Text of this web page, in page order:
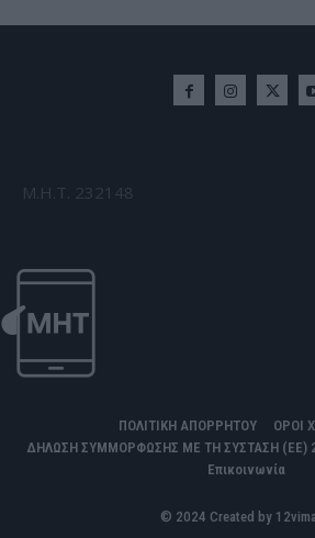
Μ.Η.Τ. 232148
ΠΟΛΙΤΙΚΗ ΑΠΟΡΡΗΤΟΥ
ΟΡΟΙ
ΔΗΛΩΣΗ ΣΥΜΜΟΡΦΩΣΗΣ ΜΕ ΤΗ ΣΥΣΤΑΣΗ (ΕΕ)
Επικοινωνία
© 2024 Created by